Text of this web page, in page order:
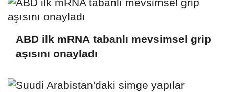
ABD ilk mRNA tabanlı mevsimsel grip
aşısını onayladı